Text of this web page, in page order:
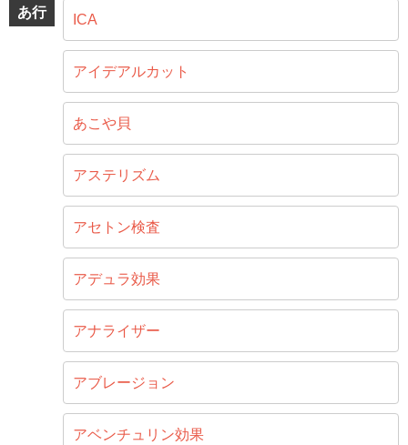
あ行 ICA
アイデアルカット
あこや貝
アステリズム
アセトン検査
アデュラ効果
アナライザー
アブレージョン
アベンチュリン効果